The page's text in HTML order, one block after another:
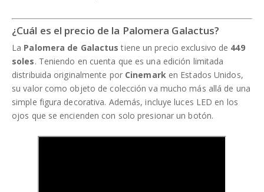
¿Cuál es el precio de la Palomera Galactus?
La Palomera de Galactus tiene un precio exclusivo de 449
soles. Teniendo en cuenta que es una edición limitada
distribuida originalmente por Cinemarken Estados Unidos,
su valor como objeto de colección va mucho más allá de una
simple figura decorativa. Además, incluye luces LED en los
ojos que se encienden con solo presionar un botón.